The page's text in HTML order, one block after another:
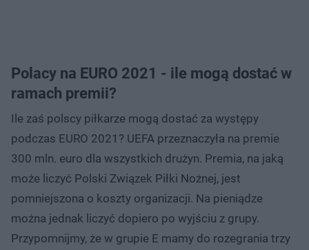
Polacy na EURO 2021 - ile mogą dostać w
ramach premii?
Ile zaś polscy piłkarze mogą dostać za występy
podczas EURO 2021? UEFA przeznaczyła na premie
300 mln. euro dla wszystkich drużyn. Premia, na jaką
może liczyć Polski Związek Piłki Nożnej, jest
pomniejszona o koszty organizacji. Na pieniądze
można jednak liczyć dopiero po wyjściu z grupy.
Przypomnijmy, że w grupie E mamy do rozegrania trzy